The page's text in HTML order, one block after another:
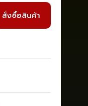
สั่งซื้อสินค้า